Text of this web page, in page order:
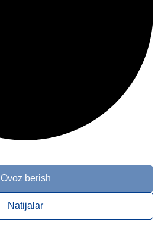
Ovoz berish
Natijalar